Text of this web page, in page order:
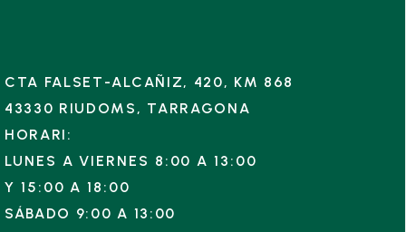
CTA FALSET-ALCAÑIZ, 420, KM 868
43330 RIUDOMS, TARRAGONA
HORARI:
LUNES A VIERNES 8:00 A 13:00
Y 15:00 A 18:00
SÁBADO 9:00 A 13:00